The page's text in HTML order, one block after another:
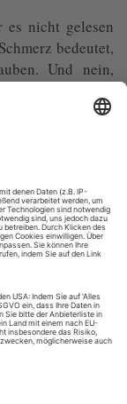
es nicht gelesen
bedeutet,
Und nein,
Tagebuch eines
die Salzburger
mit Bartóks
temporum fine
sind
fragt die
«Wo ist